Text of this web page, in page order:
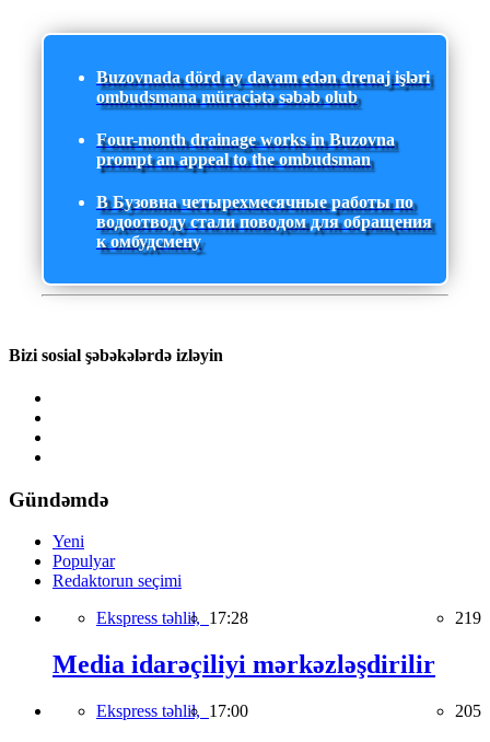
Buzovnada dörd ay davam edən drenaj işləri
ombudsmana müraciətə səbəb olub
Four-month drainage works in Buzovna
prompt an appeal to the ombudsman
В Бузовна четырехмесячные работы по
водоотводу стали поводом для обращения
к омбудсмену
Bizi sosial şəbəkələrdə izləyin
Gündəmdə
Yeni
Populyar
Redaktorun seçimi
Ekspress təhlil, 17:28 219
Media idarəçiliyi mərkəzləşdirilir
Ekspress təhlil, 17:00 205